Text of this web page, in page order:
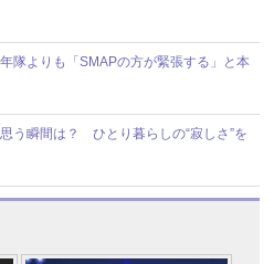
隊よりも「SMAPの方が緊張する」と本
う瞬間は？ ひとり暮らしの“寂しさ”を